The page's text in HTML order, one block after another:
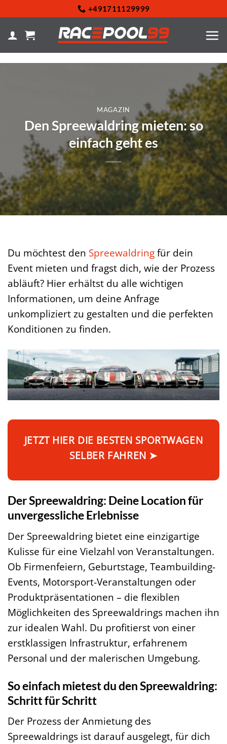
springen
+491711129999
MAGAZIN
Den Spreewaldring mieten: so
einfach geht es
Du möchtest den Spreewaldringfür dein
Event mieten und fragst dich, wie der Prozess
abläuft? Hier erhältst du alle wichtigen
Informationen, um deine Anfrage
unkompliziert zu gestalten und die perfekten
Konditionen zu finden.
JETZT HIER DIE BESTEN SPORTWAGEN
SELBER FAHREN ➤
Der Spreewaldring: Deine Location für
unvergessliche Erlebnisse
Der Spreewaldring bietet eine einzigartige
Kulisse für eine Vielzahl von Veranstaltungen.
Ob Firmenfeiern, Geburtstage, Teambuilding-
Events, Motorsport-Veranstaltungen oder
Produktpräsentationen – die flexiblen
Möglichkeiten des Spreewaldrings machen ihn
zur idealen Wahl. Du profitierst von einer
erstklassigen Infrastruktur, erfahrenem
Personal und der malerischen Umgebung.
So einfach mietest du den Spreewaldring:
Schritt für Schritt
Der Prozess der Anmietung des
Spreewaldrings ist darauf ausgelegt, für dich